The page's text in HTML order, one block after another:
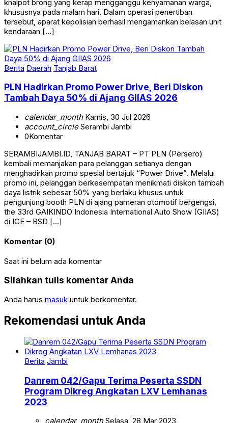
knalpot brong yang kerap mengganggu kenyamanan warga,
khususnya pada malam hari. Dalam operasi penertiban
tersebut, aparat kepolisian berhasil mengamankan belasan unit
kendaraan […]
Berita Daerah Tanjab Barat
PLN Hadirkan Promo Power Drive, Beri Diskon
Tambah Daya 50% di Ajang GIIAS 2026
calendar_monthKamis, 30 Jul 2026
account_circleSerambi Jambi
0Komentar
SERAMBIJAMBI.ID, TANJAB BARAT – PT PLN (Persero)
kembali memanjakan para pelanggan setianya dengan
menghadirkan promo spesial bertajuk “Power Drive”. Melalui
promo ini, pelanggan berkesempatan menikmati diskon tambah
daya listrik sebesar 50% yang berlaku khusus untuk
pengunjung booth PLN di ajang pameran otomotif bergengsi,
the 33rd GAIKINDO Indonesia International Auto Show (GIIAS)
di ICE – BSD […]
Komentar (0)
Saat ini belum ada komentar
Silahkan tulis komentar Anda
Anda harus masuk untuk berkomentar.
Rekomendasi untuk Anda
Berita Jambi
Danrem 042/Gapu Terima Peserta SSDN
Program Dikreg Angkatan LXV Lemhanas
2023
calendar_monthSelasa, 28 Mar 2023